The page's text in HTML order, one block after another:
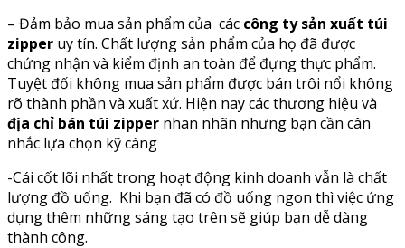
– Đảm bảo mua sản phẩm của các công ty sản xuất túi
zipper uy tín. Chất lượng sản phẩm của họ đã được
chứng nhận và kiểm định an toàn để đựng thực phẩm.
Tuyệt đối không mua sản phẩm được bán trôi nổi không
rõ thành phần và xuất xứ. Hiện nay các thương hiệu và
địa chỉ bán túi zipper nhan nhãn nhưng bạn cần cân
nhắc lựa chọn kỹ càng
-Cái cốt lõi nhất trong hoạt động kinh doanh vẫn là chất
lượng đồ uống. Khi bạn đã có đồ uống ngon thì việc ứng
dụng thêm những sáng tạo trên sẽ giúp bạn dễ dàng
thành công.